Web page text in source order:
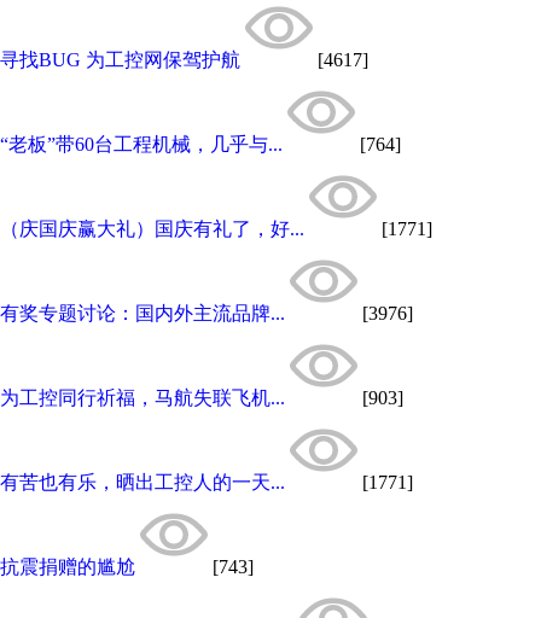
寻找BUG 为工控网保驾护航 [4617]
“老板”带60台工程机械，几乎与... [764]
（庆国庆赢大礼）国庆有礼了，好... [1771]
有奖专题讨论：国内外主流品牌... [3976]
为工控同行祈福，马航失联飞机... [903]
有苦也有乐，晒出工控人的一天... [1771]
抗震捐赠的尴尬 [743]